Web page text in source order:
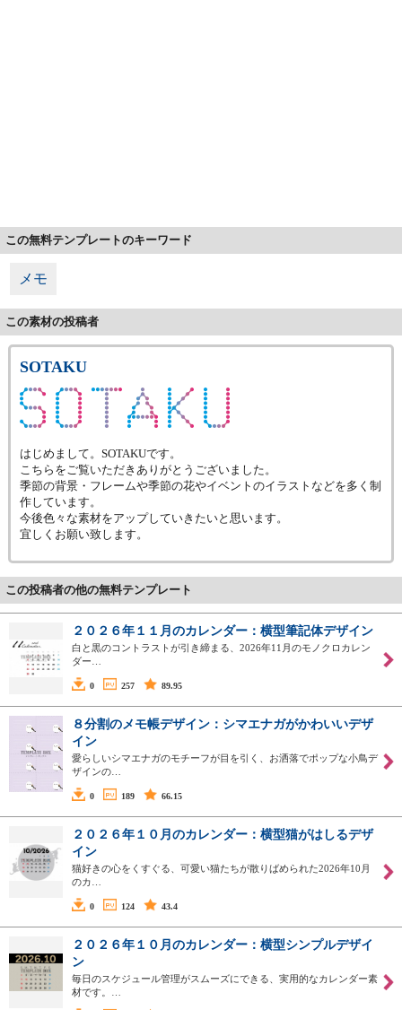
この無料テンプレートのキーワード
メモ
この素材の投稿者
SOTAKU
はじめまして。SOTAKUです。
こちらをご覧いただきありがとうございました。
季節の背景・フレームや季節の花やイベントのイラストなどを多く制
作しています。
今後色々な素材をアップしていきたいと思います。
宜しくお願い致します。
この投稿者の他の無料テンプレート
２０２６年１１月のカレンダー：横型筆記体デザイン
白と黒のコントラストが引き締まる、2026年11月のモノクロカレン
ダー…
0 257 89.95
８分割のメモ帳デザイン：シマエナガがかわいいデザ
イン
愛らしいシマエナガのモチーフが目を引く、お洒落でポップな小鳥デ
ザインの…
0 189 66.15
２０２６年１０月のカレンダー：横型猫がはしるデザ
イン
猫好きの心をくすぐる、可愛い猫たちが散りばめられた2026年10月
のカ…
0 124 43.4
２０２６年１０月のカレンダー：横型シンプルデザイ
ン
毎日のスケジュール管理がスムーズにできる、実用的なカレンダー素
材です。…